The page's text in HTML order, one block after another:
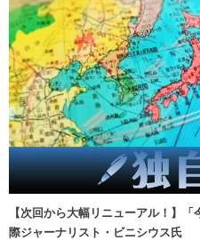
【次回から大幅リニューアル！】
際ジャーナリスト・ビニシウス氏